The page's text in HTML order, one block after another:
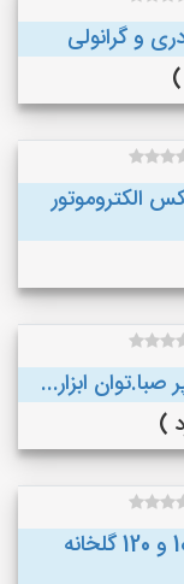
و گرانولی
الکتروموتور
جت فن هواکش هوا کش 140 و 100 و 120 گلخانه